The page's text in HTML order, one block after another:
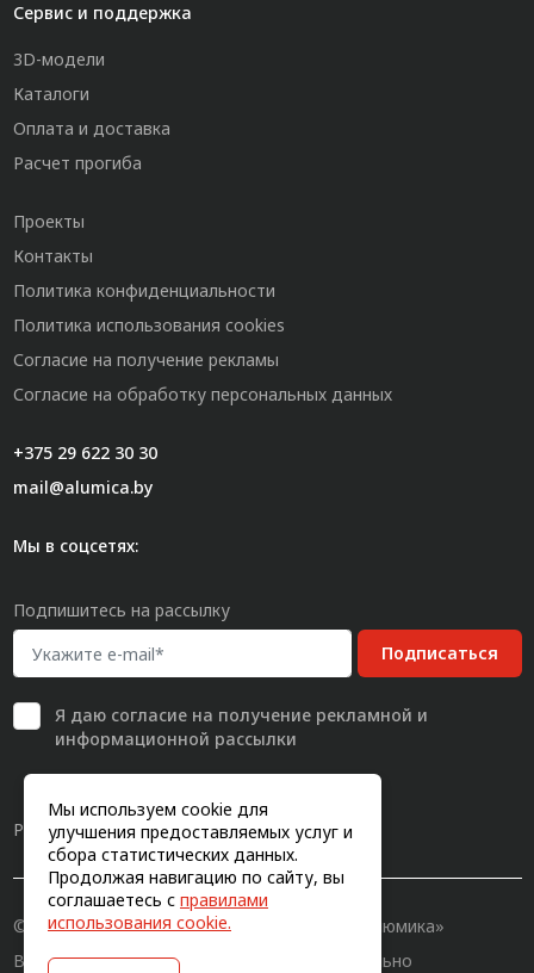
Мы используем cookie для
улучшения предоставляемых услуг и
сбора статистических данных.
Продолжая навигацию по сайту, вы
соглашаетесь с правилами
использования cookie.
Сервис и поддержка
3D-модели
Каталоги
Оплата и доставка
Расчет прогиба
Проекты
Контакты
Политика конфиденциальности
Политика использования cookies
Согласие на получение рекламы
Согласие на обработку персональных данных
+375 29 622 30 30
mail@alumica.by
Мы в соцсетях:
Подпишитесь на рассылку
Подписаться
Я даю согласиена получение рекламной и
информационной рассылки
Разработка сайта
© 2011-2026, Конструкционный профиль «Алюмика»
Вся информация на сайте имеет исключительно